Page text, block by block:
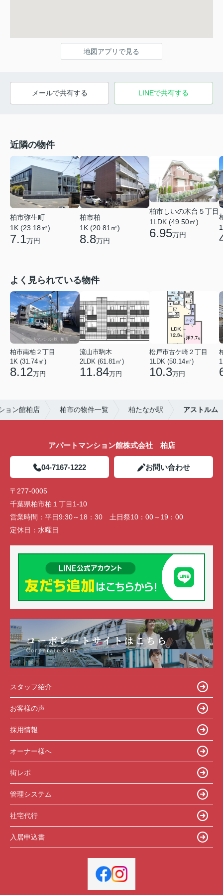
地図アプリで見る
メールで共有する LINEで共有する
近隣の物件
柏市弥生町
1K (23.18㎡)
7.1万円
柏市柏
1K (20.81㎡)
8.8万円
柏市しいの木台５丁目
1LDK (49.50㎡)
6.95万円
よく見られている物件
柏市南柏２丁目
1K (31.74㎡)
8.12万円
流山市駒木
2LDK (61.81㎡)
11.84万円
松戸市古ケ崎２丁目
1LDK (50.14㎡)
10.3万円
ョン館柏店 柏市の物件一覧 柏たなか駅 アストルム
アパートマンション館株式会社 柏店
04-7167-1222 お問い合わせ
〒277-0005
千葉県柏市柏１丁目1-10
営業時間： 平日9:30～18：30 土日祭10：00～19：00
定休日： 水曜日
スタッフ紹介
お客様の声
採用情報
オーナー様へ
街レポ
管理システム
社宅代行
入居申込書